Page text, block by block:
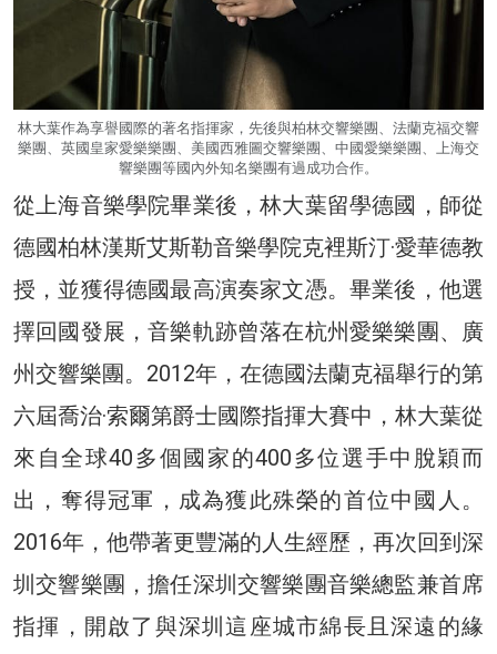
林大葉作為享譽國際的著名指揮家，先後與柏林交響樂團、法蘭克福交響
樂團、英國皇家愛樂樂團、美國西雅圖交響樂團、中國愛樂樂團、上海交
響樂團等國內外知名樂團有過成功合作。
從上海音樂學院畢業後，林大葉留學德國，師從
德國柏林漢斯艾斯勒音樂學院克裡斯汀·愛華德教
授，並獲得德國最高演奏家文憑。畢業後，他選
擇回國發展，音樂軌跡曾落在杭州愛樂樂團、廣
州交響樂團。2012年，在德國法蘭克福舉行的第
六屆喬治·索爾第爵士國際指揮大賽中，林大葉從
來自全球40多個國家的400多位選手中脫穎而
出，奪得冠軍，成為獲此殊榮的首位中國人。
2016年，他帶著更豐滿的人生經歷，再次回到深
圳交響樂團，擔任深圳交響樂團音樂總監兼首席
指揮，開啟了與深圳這座城市綿長且深遠的緣